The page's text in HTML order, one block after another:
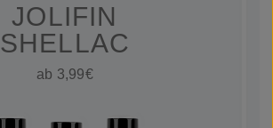
JOLIFIN
SHELLAC
ab 3,99€